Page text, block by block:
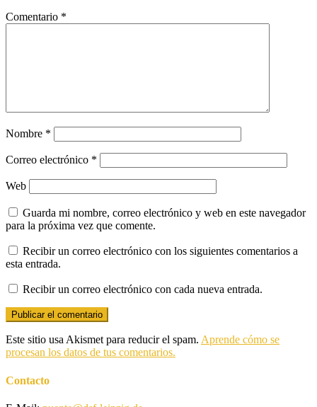
Comentario *
Nombre *
Correo electrónico *
Web
Guarda mi nombre, correo electrónico y web en este navegador
para la próxima vez que comente.
Recibir un correo electrónico con los siguientes comentarios a
esta entrada.
Recibir un correo electrónico con cada nueva entrada.
Este sitio usa Akismet para reducir el spam. Aprende cómo se
procesan los datos de tus comentarios.
Contacto